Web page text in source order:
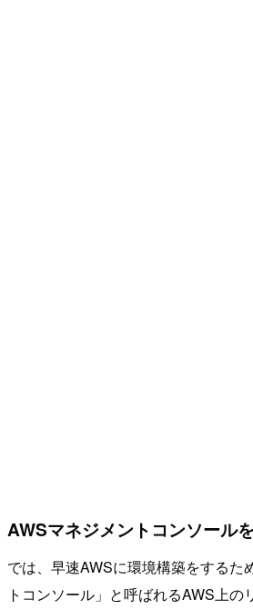
AWSマネジメントコンソール
では、早速AWSに環境構築をするた
トコンソール」と呼ばれるAWS上の